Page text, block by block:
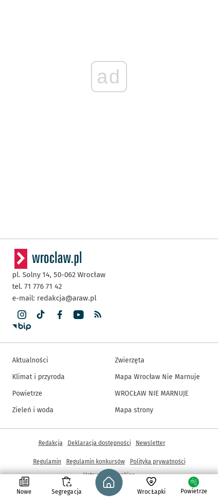
ad
Nowe Segregacja
Strona główna - wroclaw.pl
WrocŁapki Powietrze
pl. Solny 14, 50-062 Wrocław
tel. 71 776 71 42
e-mail: redakcja@araw.pl
Aktualności
Klimat i przyroda
Powietrze
Zieleń i woda
Zwierzęta
Mapa Wrocław Nie Marnuje
WROCŁAW NIE MARNUJE
Mapa strony
© Copyright 2005-2026, ARAW S.A., Gmina Wrocław
Inne informacje
Redakcja Deklaracja dostępności Newsletter
Regulamin Regulamin konkursów
Polityka prywatności
Ustawienia cookies